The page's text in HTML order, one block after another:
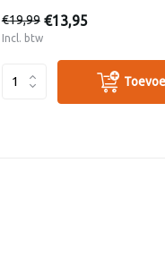
€19,99 €13,95
Incl. btw